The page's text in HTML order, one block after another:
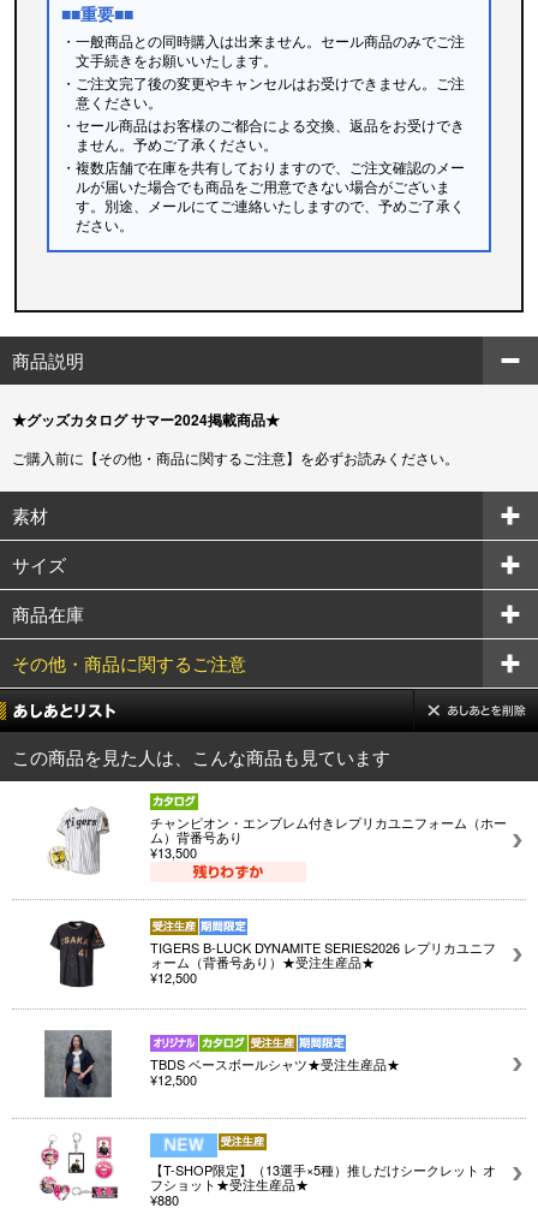
■■重要■■
・一般商品との同時購入は出来ません。セール商品のみでご注
文手続きをお願いいたします。
・ご注文完了後の変更やキャンセルはお受けできません。ご注
意ください。
・セール商品はお客様のご都合による交換、返品をお受けでき
ません。予めご了承ください。
・複数店舗で在庫を共有しておりますので、ご注文確認のメー
ルが届いた場合でも商品をご用意できない場合がございま
す。別途、メールにてご連絡いたしますので、予めご了承く
ださい。
商品説明
★グッズカタログ サマー2024掲載商品★
ご購入前に【その他・商品に関するご注意】を必ずお読みください。
素材
サイズ
商品在庫
その他・商品に関するご注意
この商品を見た人は、こんな商品も見ています
チャンピオン・エンブレム付きレプリカユニフォーム（ホー
ム）背番号あり
¥13,500
TIGERS B-LUCK DYNAMITE SERIES2026 レプリカユニフ
ォーム（背番号あり）★受注生産品★
¥12,500
TBDS ベースボールシャツ★受注生産品★
¥12,500
【T-SHOP限定】（13選手×5種）推しだけシークレット オ
フショット★受注生産品★
¥880